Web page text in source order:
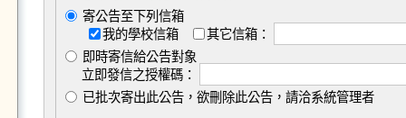
寄公告至下列信箱
我的學校信箱
其它信箱：
即時寄信給公告對象
立即發信之授權碼：
已批次寄出此公告，欲刪除此公告，請洽系統管理者